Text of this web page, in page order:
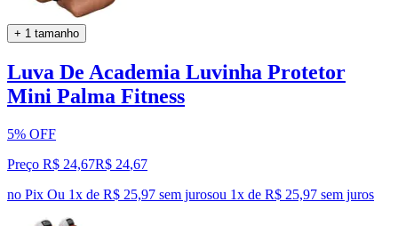
+ 1 tamanho
Luva De Academia Luvinha Protetor
Mini Palma Fitness
5% OFF
Preço R$ 24,67R$ 24,67
no Pix Ou 1x de R$ 25,97 sem jurosou 1x de R$ 25,97 sem juros